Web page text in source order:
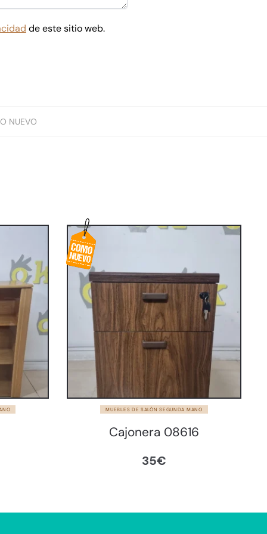
de este sitio web.
NUEVO
MUEBLES DE SALÓN SEGUNDA MANO
Cajonera 08616
35€